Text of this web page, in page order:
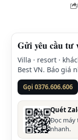
Gửi yêu cầu tư
Villa · resort ·
Best VN. Báo giá
Gọi 0376.606.606
Quét
Đọc máy
nhanh.